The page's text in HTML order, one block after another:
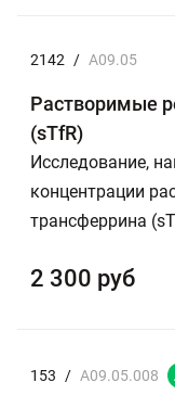
2142 / А09.05
Растворимые
(sTfR)
Исследование,
концентрации
трансферрина
2 300 руб
153 / A09.05.008